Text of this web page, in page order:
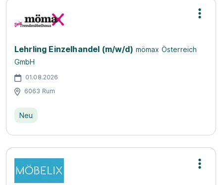
Lehrling Einzelhandel (m/w/d) mömax Österreich
GmbH
01.08.2026
6063 Rum
Neu